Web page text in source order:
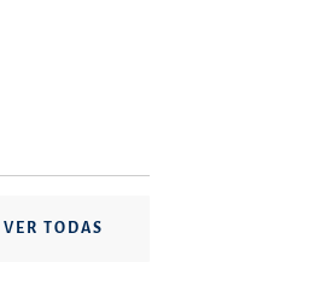
VER TODAS